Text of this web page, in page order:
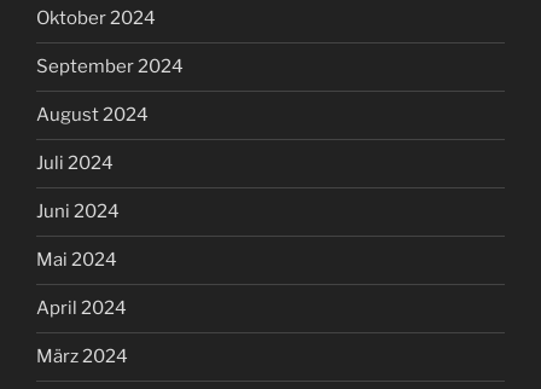
Oktober 2024
September 2024
August 2024
Juli 2024
Juni 2024
Mai 2024
April 2024
März 2024